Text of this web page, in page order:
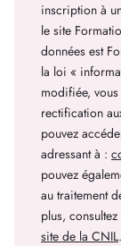
inscription à
le site
données est
la loi «
modifiée,
rectification
pouvez
adressant à :
pouvez
au traitement
plus,
site de la CNIL.